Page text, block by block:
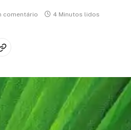
comentário 4 Minutos lidos